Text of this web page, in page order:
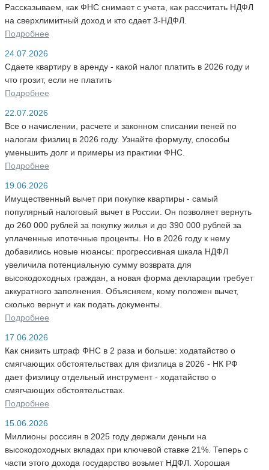
Рассказываем, как ФНС снимает с учета, как рассчитать НДФЛ
на сверхлимитный доход и кто сдает 3-НДФЛ.
Подробнее
24.07.2026
Сдаете квартиру в аренду - какой налог платить в 2026 году и
что грозит, если не платить
Подробнее
22.07.2026
Все о начислении, расчете и законном списании пеней по
налогам физлиц в 2026 году. Узнайте формулу, способы
уменьшить долг и примеры из практики ФНС.
Подробнее
19.06.2026
Имущественный вычет при покупке квартиры - самый
популярный налоговый вычет в России. Он позволяет вернуть
до 260 000 рублей за покупку жилья и до 390 000 рублей за
уплаченные ипотечные проценты. Но в 2026 году к нему
добавились новые нюансы: прогрессивная шкала НДФЛ
увеличила потенциальную сумму возврата для
высокодоходных граждан, а новая форма декларации требует
аккуратного заполнения. Объясняем, кому положен вычет,
сколько вернут и как подать документы.
Подробнее
17.06.2026
Как снизить штраф ФНС в 2 раза и больше: ходатайство о
смягчающих обстоятельствах для физлица в 2026 - НК РФ
дает физлицу отдельный инструмент - ходатайство о
смягчающих обстоятельствах.
Подробнее
15.06.2026
Миллионы россиян в 2025 году держали деньги на
высокодоходных вкладах при ключевой ставке 21%. Теперь с
части этого дохода государство возьмет НДФЛ. Хорошая